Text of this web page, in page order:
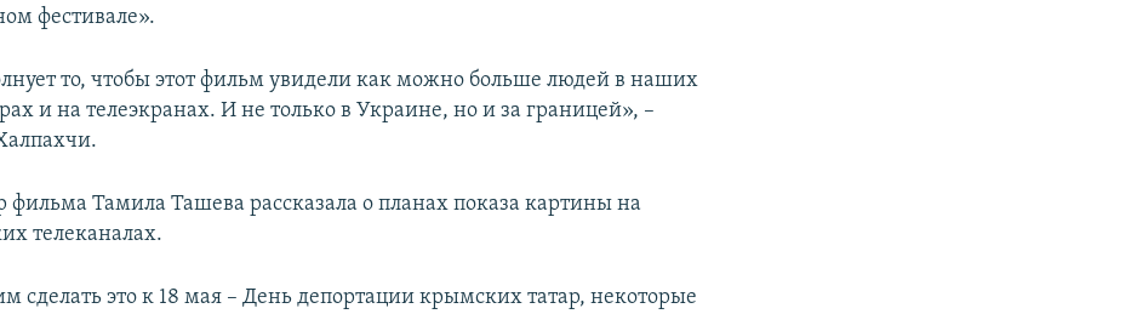
фестивале».
то, чтобы этот фильм увидели как можно больше людей в наших
и на телеэкранах. И не только в Украине, но и за границей», –
фильма Тамила Ташева рассказала о планах показа картины на
телеканалах.
сделать это к 18 мая – День депортации крымских татар, некоторые